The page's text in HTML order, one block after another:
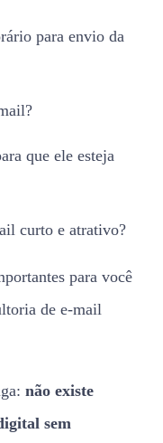
para envio da
que ele esteja
curto e atrativo?
para você
de e-mail
não existe
sem